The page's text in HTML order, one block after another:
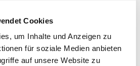
Cookies
um Inhalte und Anzeigen zu
für soziale Medien anbieten
auf unsere Website zu